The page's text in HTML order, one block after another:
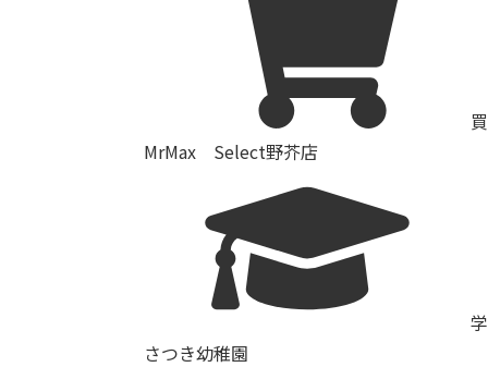
MrMax Select野芥店
さつき幼稚園